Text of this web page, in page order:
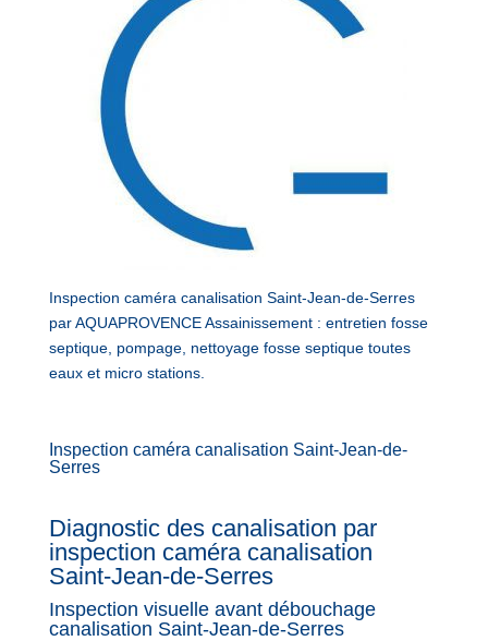
Inspection caméra canalisation Saint-Jean-de-Serres
par AQUAPROVENCE Assainissement : entretien fosse
septique, pompage, nettoyage fosse septique toutes
eaux et micro stations.
Inspection caméra canalisation Saint-Jean-de-
Serres
Diagnostic des canalisation par
inspection caméra canalisation
Saint-Jean-de-Serres
Inspection visuelle avant débouchage
canalisation Saint-Jean-de-Serres